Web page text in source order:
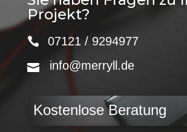
Projekt?
07121 / 9294977
info@merryll.de
Kostenlose Beratung